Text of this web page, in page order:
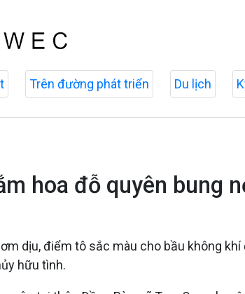
Trên đường phát triển Du lịch
hoa đỗ quyên bung
dịu, điểm tô sắc màu cho bầu không
hữu tình.